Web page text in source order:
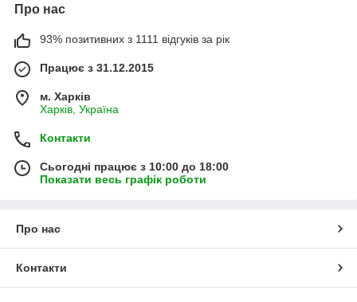
Про нас
93% позитивних з 1111 відгуків за рік
Працює з 31.12.2015
м. Харків
Харків, Україна
Контакти
Сьогодні працює з 10:00 до 18:00
Показати весь графік роботи
Про нас
Контакти